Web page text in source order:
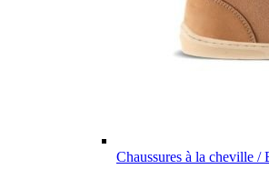
Chaussures à la cheville /